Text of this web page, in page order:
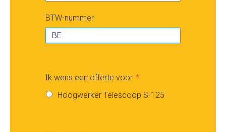
BTW-nummer
Ik wens een offerte voor
Hoogwerker Telescoop S-125